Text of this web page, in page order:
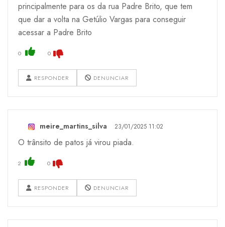
principalmente para os da rua Padre Brito, que tem
que dar a volta na Getúlio Vargas para conseguir
acessar a Padre Brito
0 0
RESPONDER DENUNCIAR
meire_martins_silva 23/01/2025 11:02
O trânsito de patos já virou piada.
2 0
RESPONDER DENUNCIAR